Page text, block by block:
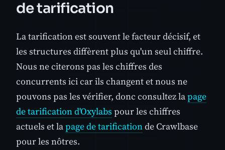
de tarification
La tarification est souvent le facteur décisif, et
les structures diffèrent plus qu'un seul chiffre.
Nous ne citerons pas les chiffres des
concurrents ici car ils changent et nous ne
pouvons pas les vérifier, donc consultez lapage
de tarification d'Oxylabs pour les chiffres
actuels et lapage de tarificationde Crawlbase
pour les nôtres.